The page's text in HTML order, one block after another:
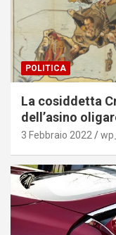
POLITICA
La cosiddetta
dell’asino
3 Febbraio 2022